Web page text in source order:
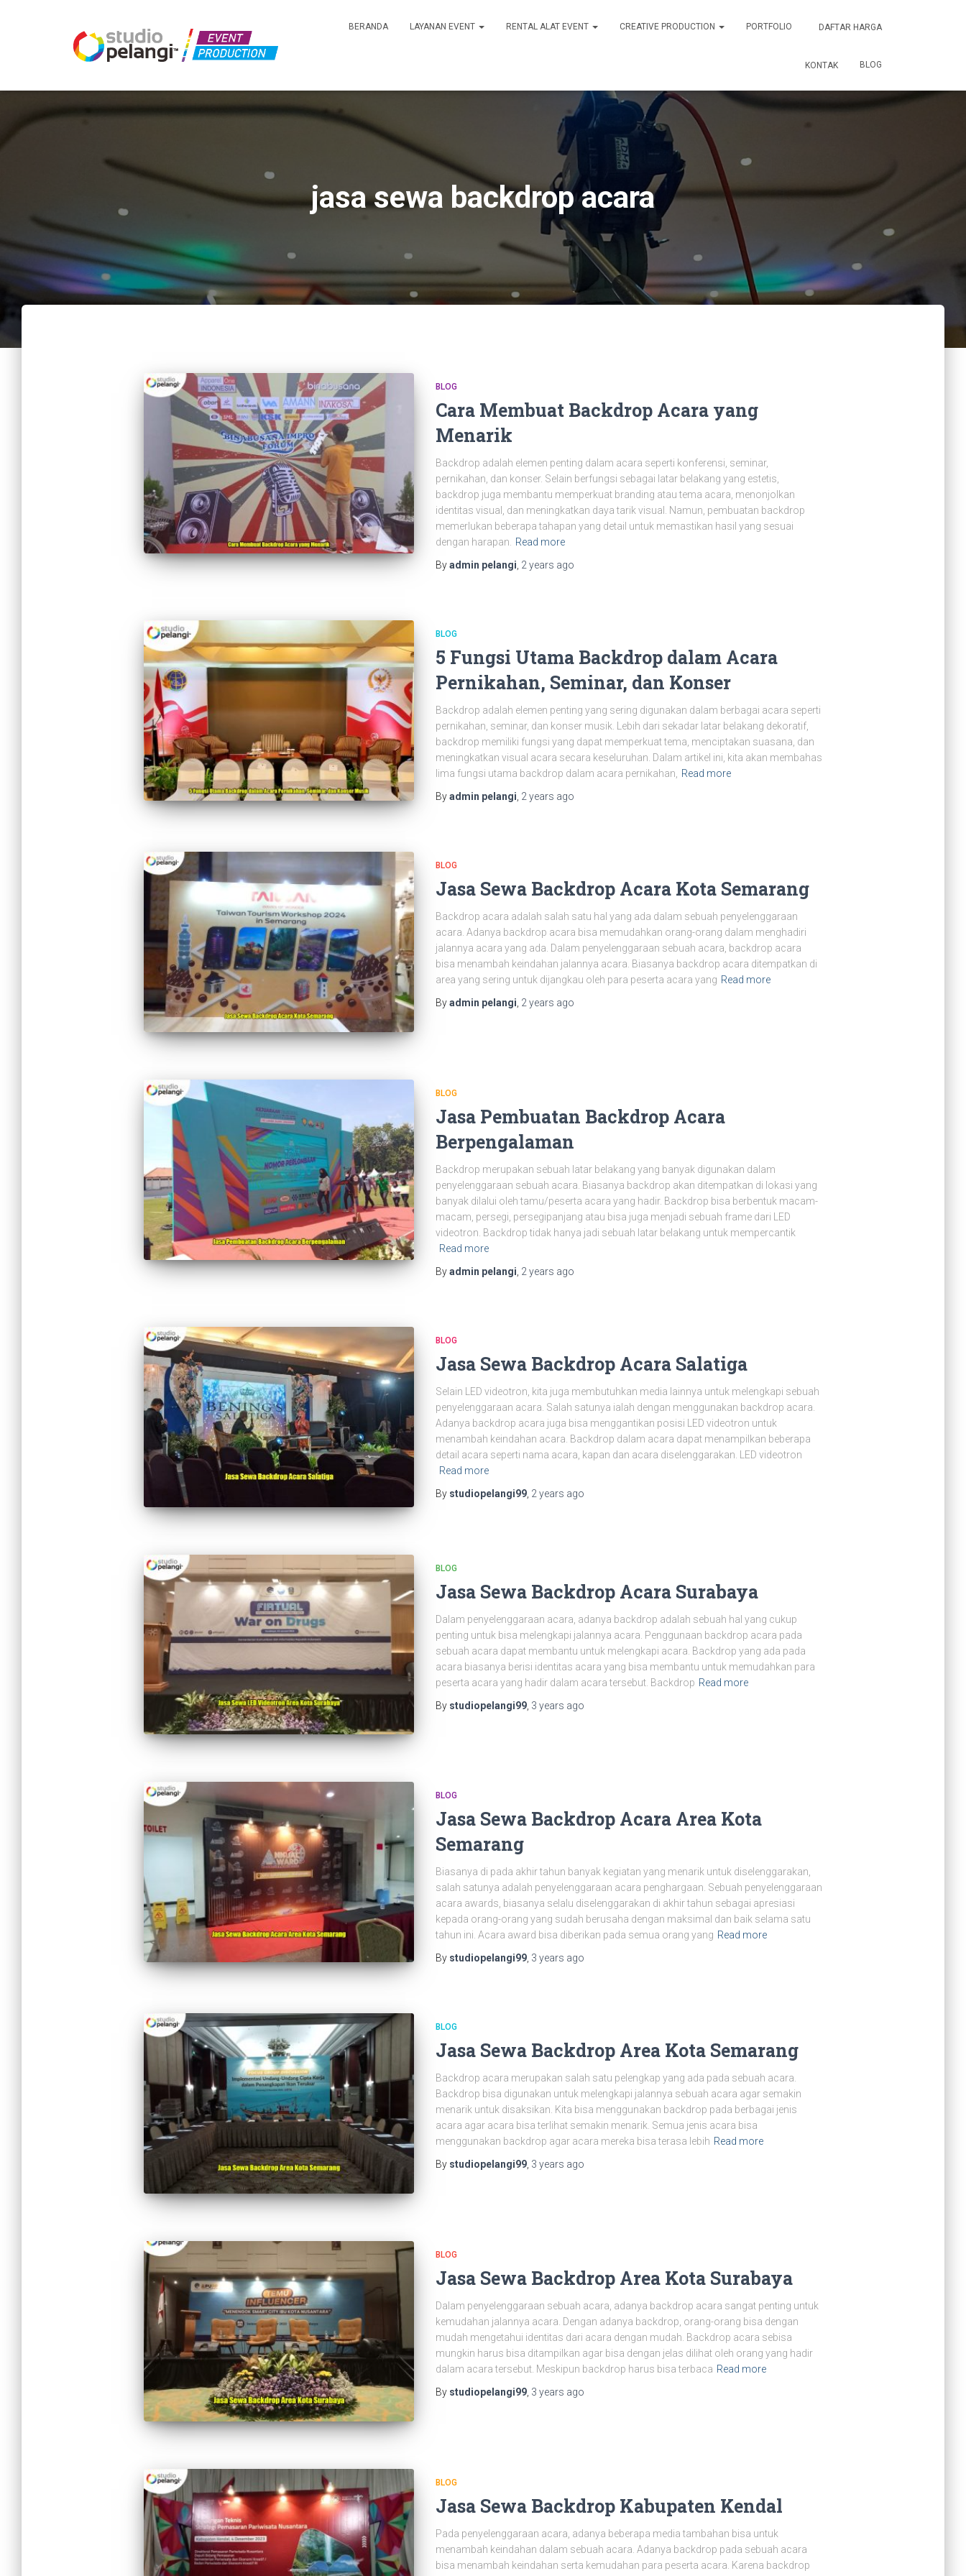
BERANDA LAYANAN EVENT RENTAL ALAT EVENT CREATIVE PRODUCTION PORTFOLIO DAFTAR HARGA
KONTAK BLOG
jasa sewa backdrop acara
BLOG
Cara Membuat Backdrop Acara yang
Menarik
Backdrop adalah elemen penting dalam acara seperti konferensi, seminar,
pernikahan, dan konser. Selain berfungsi sebagai latar belakang yang estetis,
backdrop juga membantu memperkuat branding atau tema acara, menonjolkan
identitas visual, dan meningkatkan daya tarik visual. Namun, pembuatan backdrop
memerlukan beberapa tahapan yang detail untuk memastikan hasil yang sesuai
dengan harapan.
Read more
Byadmin pelangi 2 years ago
BLOG
5 Fungsi Utama Backdrop dalam Acara
Pernikahan, Seminar, dan Konser
Backdrop adalah elemen penting yang sering digunakan dalam berbagai acara seperti
pernikahan, seminar, dan konser musik. Lebih dari sekadar latar belakang dekoratif,
backdrop memiliki fungsi yang dapat memperkuat tema, menciptakan suasana, dan
meningkatkan visual acara secara keseluruhan. Dalam artikel ini, kita akan membahas
lima fungsi utama backdrop dalam acara pernikahan,
Read more
Byadmin pelangi 2 years ago
BLOG
Jasa Sewa Backdrop Acara Kota Semarang
Backdrop acara adalah salah satu hal yang ada dalam sebuah penyelenggaraan
acara. Adanya backdrop acara bisa memudahkan orang-orang dalam menghadiri
jalannya acara yang ada. Dalam penyelenggaraan sebuah acara, backdrop acara
bisa menambah keindahan jalannya acara. Biasanya backdrop acara ditempatkan di
area yang sering untuk dijangkau oleh para peserta acara yang Read more
Byadmin pelangi 2 years ago
BLOG
Jasa Pembuatan Backdrop Acara
Berpengalaman
Backdrop merupakan sebuah latar belakang yang banyak digunakan dalam
penyelenggaraan sebuah acara. Biasanya backdrop akan ditempatkan di lokasi yang
banyak dilalui oleh tamu/peserta acara yang hadir. Backdrop bisa berbentuk macam-
macam, persegi, persegipanjang atau bisa juga menjadi sebuah frame dari LED
videotron. Backdrop tidak hanya jadi sebuah latar belakang untuk mempercantik
Read more
Byadmin pelangi 2 years ago
BLOG
Jasa Sewa Backdrop Acara Salatiga
Selain LED videotron, kita juga membutuhkan media lainnya untuk melengkapi sebuah
penyelenggaraan acara. Salah satunya ialah dengan menggunakan backdrop acara.
Adanya backdrop acara juga bisa menggantikan posisi LED videotron untuk
menambah keindahan acara. Backdrop dalam acara dapat menampilkan beberapa
detail acara seperti nama acara, kapan dan acara diselenggarakan. LED videotron
Read more
By studiopelangi99, 2 years ago
BLOG
Jasa Sewa Backdrop Acara Surabaya
Dalam penyelenggaraan acara, adanya backdrop adalah sebuah hal yang cukup
penting untuk bisa melengkapi jalannya acara. Penggunaan backdrop acara pada
sebuah acara dapat membantu untuk melengkapi acara. Backdrop yang ada pada
acara biasanya berisi identitas acara yang bisa membantu untuk memudahkan para
peserta acara yang hadir dalam acara tersebut. Backdrop Read more
By studiopelangi99, 3 years ago
BLOG
Jasa Sewa Backdrop Acara Area Kota
Semarang
Biasanya di pada akhir tahun banyak kegiatan yang menarik untuk diselenggarakan,
salah satunya adalah penyelenggaraan acara penghargaan. Sebuah penyelenggaraan
acara awards, biasanya selalu diselenggarakan di akhir tahun sebagai apresiasi
kepada orang-orang yang sudah berusaha dengan maksimal dan baik selama satu
tahun ini. Acara award bisa diberikan pada semua orang yang Read more
By studiopelangi99, 3 years ago
BLOG
Jasa Sewa Backdrop Area Kota Semarang
Backdrop acara merupakan salah satu pelengkap yang ada pada sebuah acara.
Backdrop bisa digunakan untuk melengkapi jalannya sebuah acara agar semakin
menarik untuk disaksikan. Kita bisa menggunakan backdrop pada berbagai jenis
acara agar acara bisa terlihat semakin menarik. Semua jenis acara bisa
menggunakan backdrop agar acara mereka bisa terasa lebih Read more
By studiopelangi99, 3 years ago
BLOG
Jasa Sewa Backdrop Area Kota Surabaya
Dalam penyelenggaraan sebuah acara, adanya backdrop acara sangat penting untuk
kemudahan jalannya acara. Dengan adanya backdrop, orang-orang bisa dengan
mudah mengetahui identitas dari acara dengan mudah. Backdrop acara sebisa
mungkin harus bisa ditampilkan agar bisa dengan jelas dilihat oleh orang yang hadir
dalam acara tersebut. Meskipun backdrop harus bisa terbaca Read more
By studiopelangi99, 3 years ago
BLOG
Jasa Sewa Backdrop Kabupaten Kendal
Pada penyelenggaraan acara, adanya beberapa media tambahan bisa untuk
menambah keindahan dalam sebuah acara. Adanya backdrop pada sebuah acara
bisa menambah keindahan serta kemudahan para peserta acara. Karena backdrop